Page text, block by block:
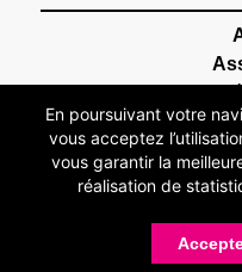
En poursuivant votre
vous acceptez
vous garantir la
réalisation de